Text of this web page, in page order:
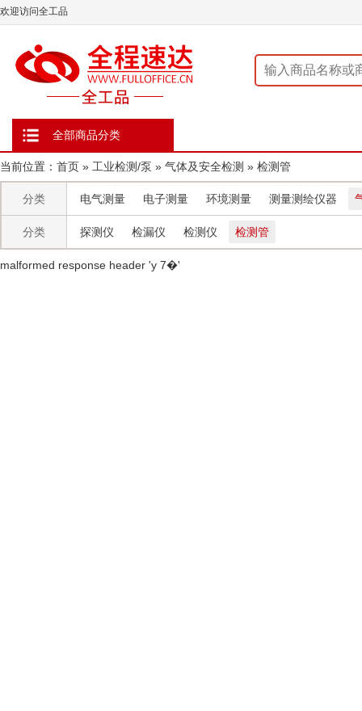
欢迎访问全工品
全部商品分类
当前位置： 首页 » 工业检测/泵 » 气体及安全检测 » 检测管
分类 电气测量 电子测量 环境测量 测量测绘仪器
分类 探测仪 检漏仪 检测仪 检测管
malformed response header ' y 7�'